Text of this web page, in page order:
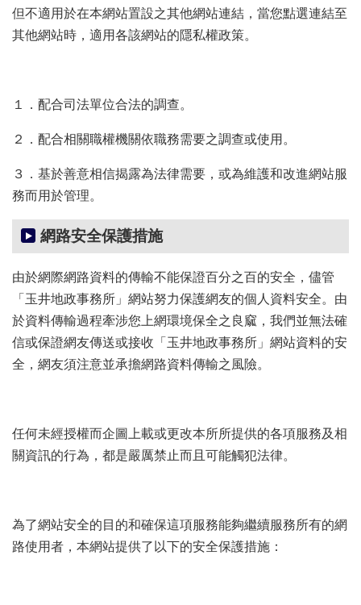
但不適用於在本網站置設之其他網站連結，當您點選連結至
其他網站時，適用各該網站的隱私權政策。
１．配合司法單位合法的調查。
２．配合相關職權機關依職務需要之調查或使用。
３．基於善意相信揭露為法律需要，或為維護和改進網站服
務而用於管理。
網路安全保護措施
由於網際網路資料的傳輸不能保證百分之百的安全，儘管
「玉井地政事務所」網站努力保護網友的個人資料安全。由
於資料傳輸過程牽涉您上網環境保全之良窳，我們並無法確
信或保證網友傳送或接收「玉井地政事務所」網站資料的安
全，網友須注意並承擔網路資料傳輸之風險。
任何未經授權而企圖上載或更改本所所提供的各項服務及相
關資訊的行為，都是嚴厲禁止而且可能觸犯法律。
為了網站安全的目的和確保這項服務能夠繼續服務所有的網
路使用者，本網站提供了以下的安全保護措施：